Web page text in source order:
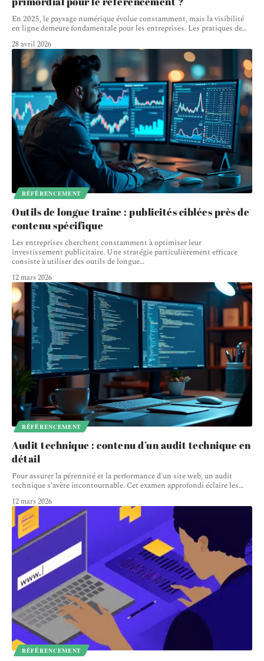
En 2025, le paysage numérique évolue constamment, mais la visibilité
en ligne demeure fondamentale pour les entreprises. Les pratiques de…
28 avril 2026
RÉFÉRENCEMENT
Outils de longue traîne : publicités ciblées près de
contenu spécifique
Les entreprises cherchent constamment à optimiser leur
investissement publicitaire. Une stratégie particulièrement efficace
consiste à utiliser des outils de longue…
12 mars 2026
RÉFÉRENCEMENT
Audit technique : contenu d’un audit technique en
détail
Pour assurer la pérennité et la performance d'un site web, un audit
technique s'avère incontournable. Cet examen approfondi éclaire les…
12 mars 2026
RÉFÉRENCEMENT